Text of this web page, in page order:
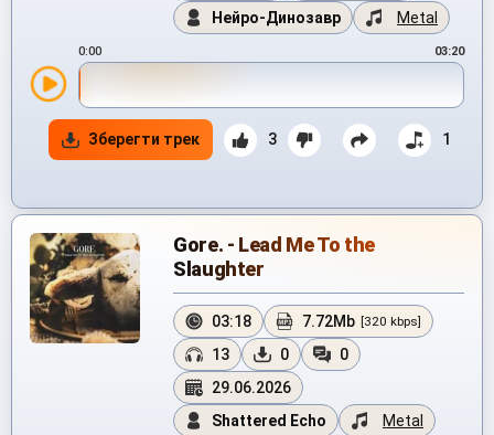
Нейро-Динозавр
Metal
0:00 03:20
Зберегти трек 3 1
Gore. - Lead Me To the
Slaughter
03:18 7.72Mb [320 kbps]
13 0
0
29.06.2026
Shattered Echo
Metal